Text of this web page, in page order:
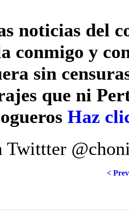
noticias del
conmigo y
sin
que ni
Haz
Twittter
< Prev